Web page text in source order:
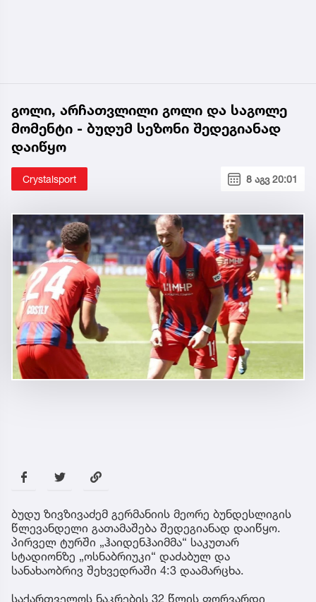
გოლი, არჩათვლილი გოლი და საგოლე
მომენტი - ბუდუმ სეზონი შედეგიანად
დაიწყო
Crystalsport 8 აგვ 20:01
ბუდუ ზივზივაძემ გერმანიის მეორე ბუნდესლიგის
წლევანდელი გათამაშება შედეგიანად დაიწყო.
პირველ ტურში „ჰაიდენჰაიმმა“ საკუთარ
სტადიონზე „ოსნაბრიუკი“ დაძაბულ და
სანახაობრივ შეხვედრაში 4:3 დაამარცხა.
საქართველოს ნაკრების 32 წლის ფორვარდი